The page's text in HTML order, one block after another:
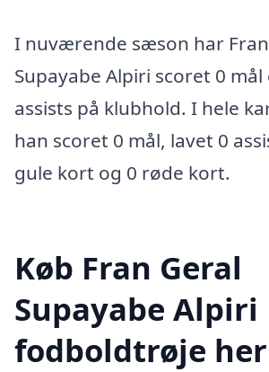
I nuværende sæson har
Supayabe Alpiri scoret 0
assists på klubhold. I hele
han scoret 0 mål, lavet 0
gule kort og 0 røde kort.
Køb Fran Geral
Supayabe Alpiri
fodboldtrøje her